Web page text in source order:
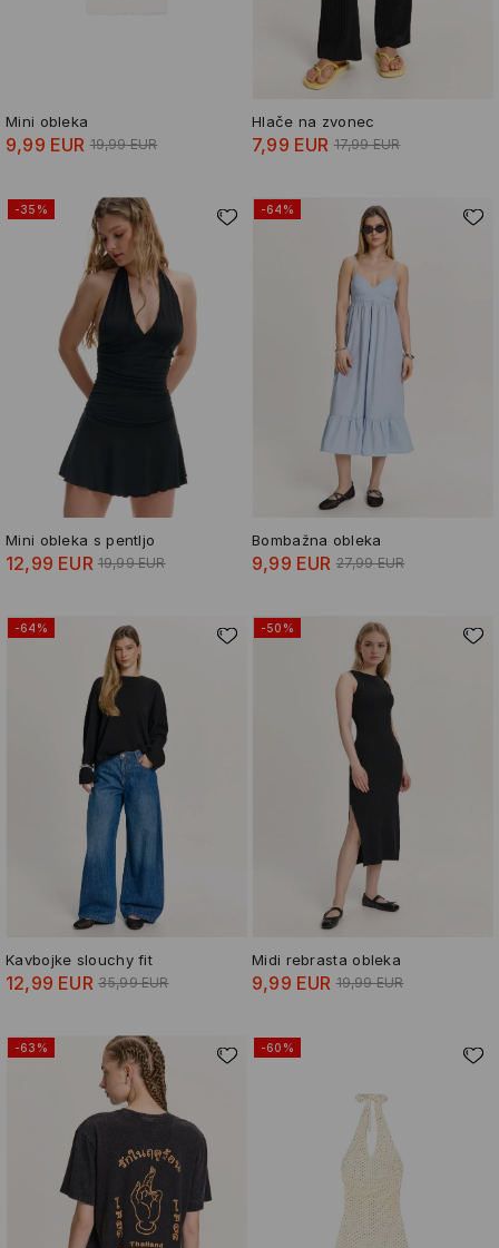
Mini obleka
9,99 EUR 19,99 EUR
Hlače na zvonec
7,99 EUR 17,99 EUR
-35%
Mini obleka s pentljo
12,99 EUR 19,99 EUR
-64%
Bombažna obleka
9,99 EUR 27,99 EUR
-64%
Kavbojke slouchy fit
12,99 EUR 35,99 EUR
-50%
Midi rebrasta obleka
9,99 EUR 19,99 EUR
-63% -60%